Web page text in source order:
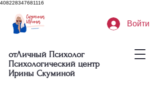
408228347681116
отЛичный Психолог
Психологический центр
Ирины Скуминой
Войти